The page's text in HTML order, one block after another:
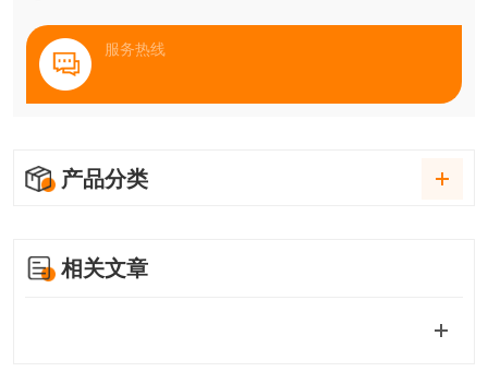
服务热线
产品分类
相关文章